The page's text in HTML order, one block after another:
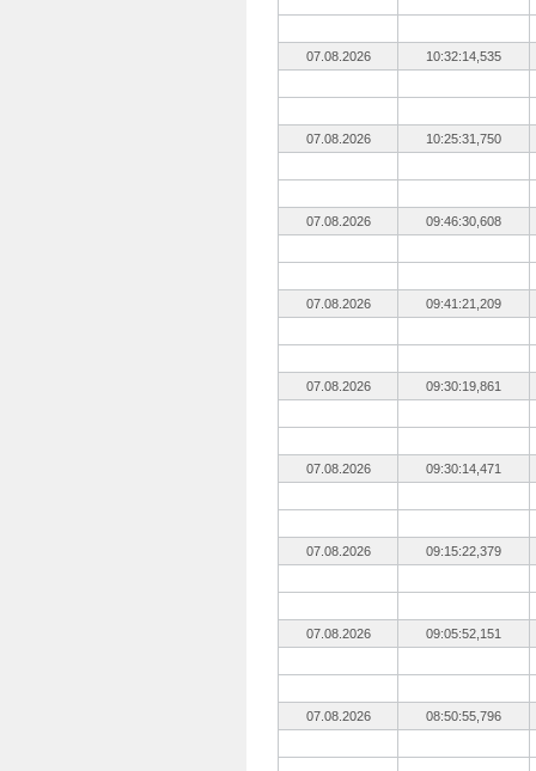
07.08.2026 10:32:14,535
07.08.2026 10:25:31,750
07.08.2026 09:46:30,608
07.08.2026 09:41:21,209
07.08.2026 09:30:19,861
07.08.2026 09:30:14,471
07.08.2026 09:15:22,379
07.08.2026 09:05:52,151
07.08.2026 08:50:55,796